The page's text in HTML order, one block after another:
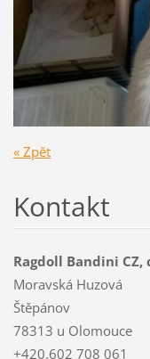
« Zpět
Kontakt
Ragdoll Bandini
Moravská Huzová
Štěpánov
78313 u Olomouce
+420.602 708 061